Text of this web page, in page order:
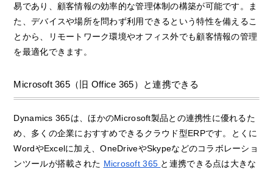
易であり、顧客情報の効率的な管理体制の構築が可能です。ま
た、デバイスや場所を問わず利用できるという特性を備えるこ
とから、リモートワーク環境やオフィス外でも顧客情報の管理
を最適化できます。
Microsoft 365（旧 Office 365）と連携できる
Dynamics 365は、ほかのMicrosoft製品との連携性に優れるた
め、多くの企業におすすめできるクラウド型ERPです。とくに
WordやExcelに加え、OneDriveやSkypeなどのコラボレーショ
ンツールが搭載された Microsoft 365 と連携できる点は大きな